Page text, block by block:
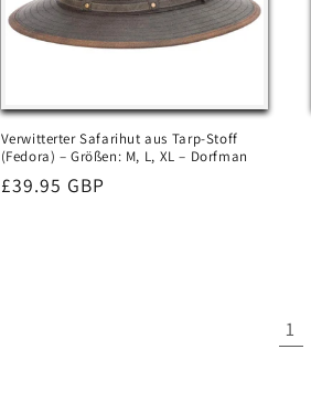
Verwitterter Safarihut aus Tarp-Stoff
(Fedora) – Größen: M, L, XL – Dorfman
Normaler
£39.95 GBP
1